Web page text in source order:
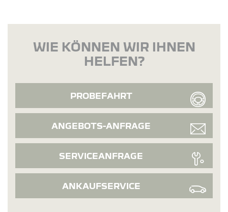
WIE KÖNNEN WIR IHNEN
HELFEN?
PROBEFAHRT
ANGEBOTS-ANFRAGE
SERVICEANFRAGE
ANKAUFSERVICE